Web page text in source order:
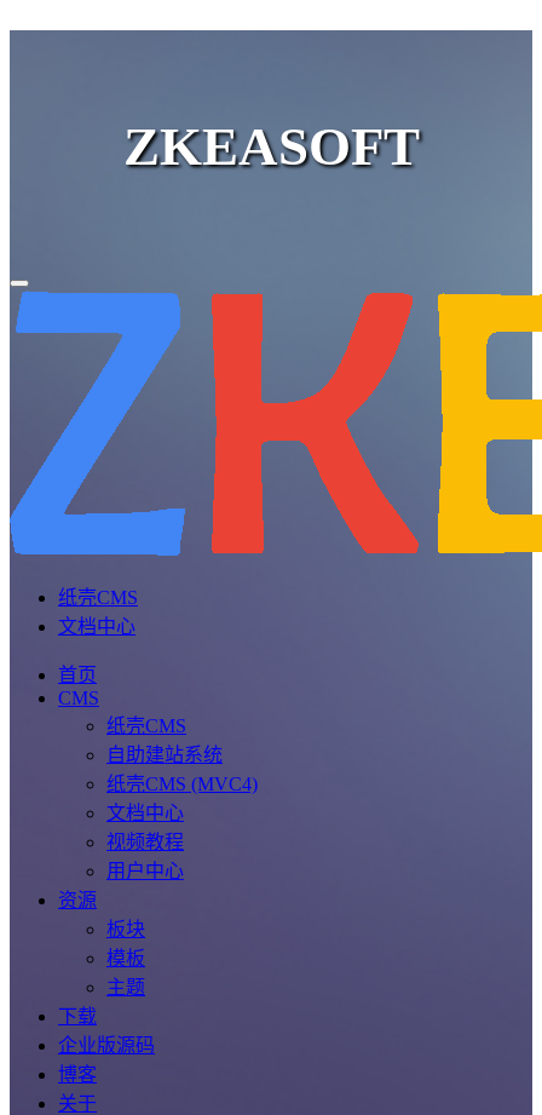
ZKEASOFT
纸壳CMS
文档中心
首页
CMS
纸壳CMS
自助建站系统
纸壳CMS (MVC4)
文档中心
视频教程
用户中心
资源
板块
模板
主题
下载
企业版源码
博客
关于